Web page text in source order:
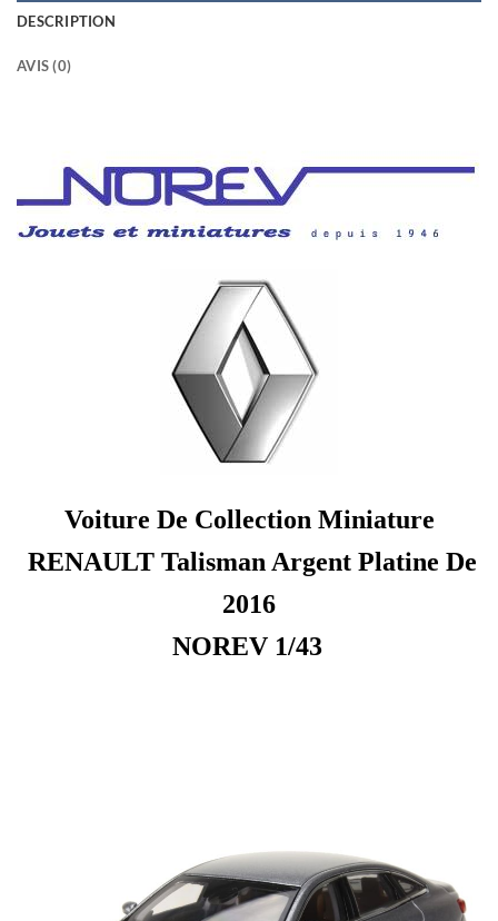
DESCRIPTION
AVIS (0)
Voiture De Collection Miniature
RENAULT Talisman Argent Platine De
2016
NOREV 1/43